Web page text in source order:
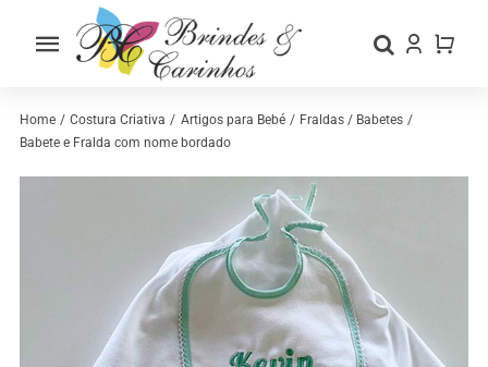
Toggle
Home
Contactos
Home Costura Criativa Artigos para Bebé
Fraldas / Babetes
Babete e Fralda com nome bordado